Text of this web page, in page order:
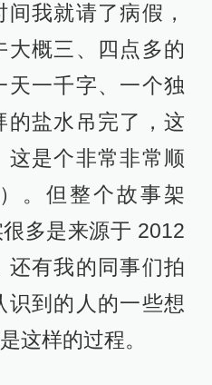
我就请了病假，
大概三、四点多的
天一千字、一个独
的盐水吊完了，这
这是个非常非常顺
。但整个故事架
多是来源于 2012
有我的同事们拍
识到的人的一些想
这样的过程。